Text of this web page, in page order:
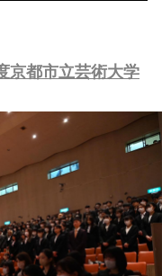
京都市立芸術大学